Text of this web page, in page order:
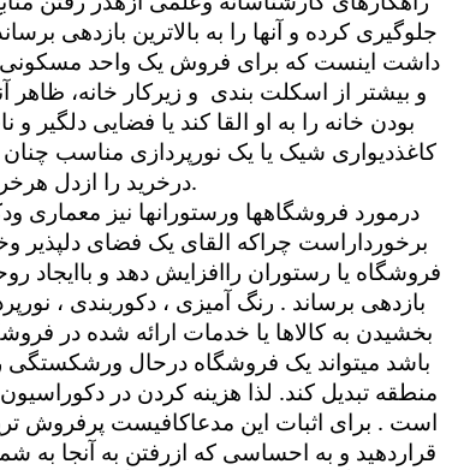
جلوگیری کرده و آنها را به بالاترین بازدهی
داشت اینست که برای فروش یک واحد مسکونی
و بیشتر از اسکلت بندی و زیرکار خانه،
بودن خانه را به او القا کند یا فضایی دلگیر و
کاغذدیواری شیک یا یک نورپردازی مناسب
درخرید را ازدل.
درمورد فروشگاهها ورستورانها نیز معماری
برخورداراست چراکه القای یک فضای دلپذیر
فروشگاه یا رستوران راافزایش دهد و باایجاد
بازدهی برساند . رنگ آمیزی ، دکوربندی ،
بخشیدن به کالاها یا خدمات ارائه شده در
باشد میتواند یک فروشگاه درحال ورشکستگی
منطقه تبدیل کند. لذا هزینه کردن در
است . برای اثبات این مدعاکافیست پرفروش
قراردهید و به احساسی که ازرفتن به آنجا به